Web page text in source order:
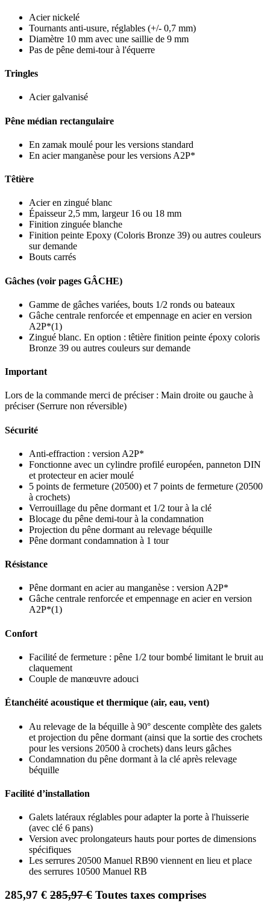
Acier nickelé
Tournants anti-usure, réglables (+/- 0,7 mm)
Diamètre 10 mm avec une saillie de 9 mm
Pas de pêne demi-tour à l'équerre
Tringles
Acier galvanisé
Pêne médian rectangulaire
En zamak moulé pour les versions standard
En acier manganèse pour les versions A2P*
Têtière
Acier en zingué blanc
Épaisseur 2,5 mm, largeur 16 ou 18 mm
Finition zinguée blanche
Finition peinte Epoxy (Coloris Bronze 39) ou autres couleurs
sur demande
Bouts carrés
Gâches (voir pages GÂCHE)
Gamme de gâches variées, bouts 1/2 ronds ou bateaux
Gâche centrale renforcée et empennage en acier en version
A2P*(1)
Zingué blanc. En option : têtière finition peinte époxy coloris
Bronze 39 ou autres couleurs sur demande
Important
Lors de la commande merci de préciser : Main droite ou gauche à
préciser (Serrure non réversible)
Sécurité
Anti-effraction : version A2P*
Fonctionne avec un cylindre profilé européen, panneton DIN
et protecteur en acier moulé
5 points de fermeture (20500) et 7 points de fermeture (20500
à crochets)
Verrouillage du pêne dormant et 1/2 tour à la clé
Blocage du pêne demi-tour à la condamnation
Projection du pêne dormant au relevage béquille
Pêne dormant condamnation à 1 tour
Résistance
Pêne dormant en acier au manganèse : version A2P*
Gâche centrale renforcée et empennage en acier en version
A2P*(1)
Confort
Facilité de fermeture : pêne 1/2 tour bombé limitant le bruit au
claquement
Couple de manœuvre adouci
Étanchéité acoustique et thermique (air, eau, vent)
Au relevage de la béquille à 90° descente complète des galets
et projection du pêne dormant (ainsi que la sortie des crochets
pour les versions 20500 à crochets) dans leurs gâches
Condamnation du pêne dormant à la clé après relevage
béquille
Facilité d’installation
Galets latéraux réglables pour adapter la porte à l'huisserie
(avec clé 6 pans)
Version avec prolongateurs hauts pour portes de dimensions
spécifiques
Les serrures 20500 Manuel RB90 viennent en lieu et place
des serrures 10500 Manuel RB
285,97 € 285,97€ Toutes taxes comprises